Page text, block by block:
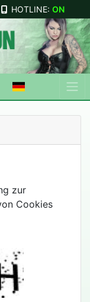
HOTLINE: ON
zur
Cookies